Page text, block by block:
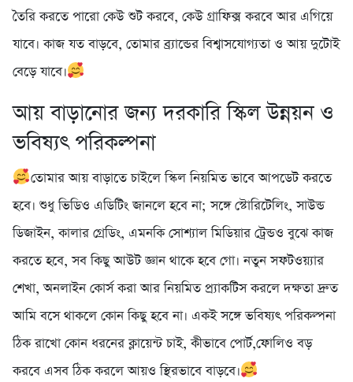
তৈরি করতে পারো কেউ শুট করবে, কেউ গ্রাফিক্স করবে আর এগিয়ে
যাবে। কাজ যত বাড়বে, তোমার ব্র্যান্ডের বিশ্বাসযোগ্যতা ও আয় দুটোই
বেড়ে যাবে।
আয় বাড়ানোর জন্য দরকারি স্কিল উন্নয়ন ও
ভবিষ্যৎ পরিকল্পনা
তোমার আয় বাড়াতে চাইলে স্কিল নিয়মিত ভাবে আপডেট করতে
হবে। শুধু ভিডিও এডিটিং জানলে হবে না; সঙ্গে স্টোরিটেলিং, সাউন্ড
ডিজাইন, কালার গ্রেডিং, এমনকি সোশ্যাল মিডিয়ার ট্রেন্ডও বুঝে কাজ
করতে হবে, সব কিছু আউট জ্ঞান থাকে হবে গো। নতুন সফটওয়্যার
শেখা, অনলাইন কোর্স করা আর নিয়মিত প্র্যাকটিস করলে দক্ষতা দ্রুত
আমি বসে থাকলে কোন কিছু হবে না। একই সঙ্গে ভবিষ্যৎ পরিকল্পনা
ঠিক রাখো কোন ধরনের ক্লায়েন্ট চাই, কীভাবে পোর্ট,ফোলিও বড়
করবে এসব ঠিক করলে আয়ও স্থিরভাবে বাড়বে।